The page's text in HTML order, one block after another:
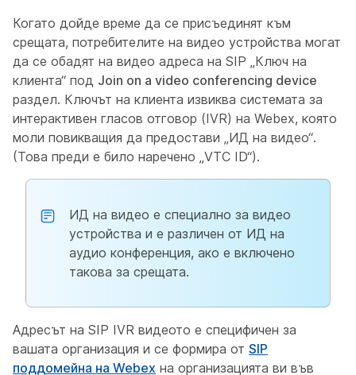
Когато дойде време да се присъединят към
срещата, потребителите на видео устройства могат
да се обадят на видео адреса на SIP „Ключ на
клиента“ под Join on a video conferencing device
раздел. Ключът на клиента извиква системата за
интерактивен гласов отговор (IVR) на Webex, която
моли повикващия да предостави „ИД на видео“.
(Това преди е било наречено „VTC ID“).
ИД на видео е специално за видео
устройства и е различен от ИД на
аудио конференция, ако е включено
такова за срещата.
Адресът на SIP IVR видеото е специфичен за
вашата организация и се формира от SIP
поддомейна на Webex на организацията ви във